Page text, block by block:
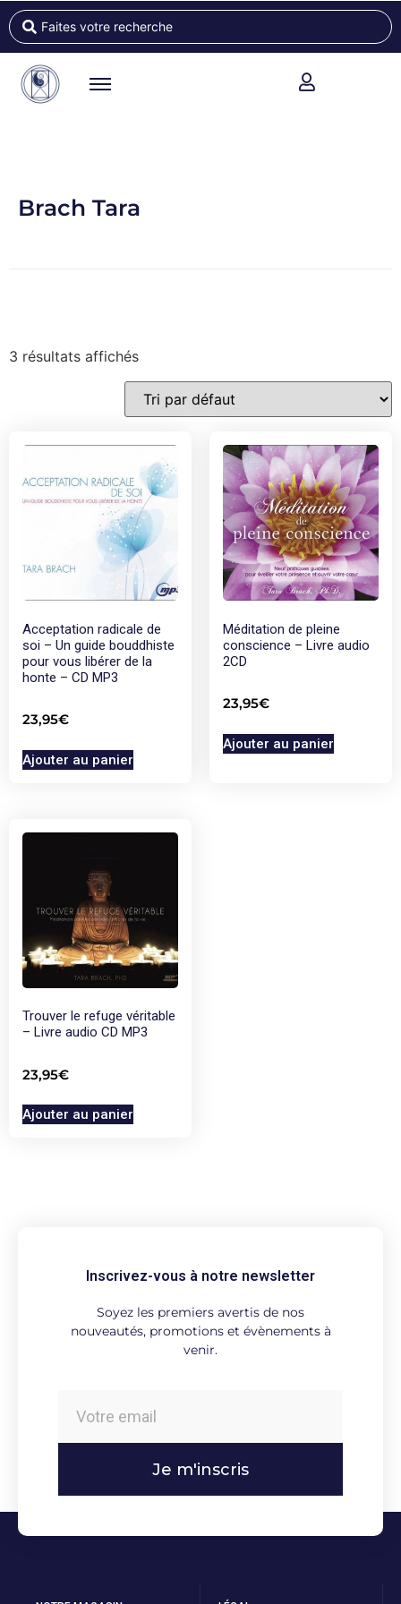
Brach Tara
3 résultats affichés
Acceptation radicale de
soi – Un guide bouddhiste
pour vous libérer de la
honte – CD MP3
23,95€
Ajouter au panier
Méditation de pleine
conscience – Livre audio
2CD
23,95€
Ajouter au panier
Trouver le refuge véritable
– Livre audio CD MP3
23,95€
Ajouter au panier
Inscrivez-vous à notre newsletter
Soyez les premiers avertis de nos
nouveautés, promotions et évènements à
venir.
Je m'inscris